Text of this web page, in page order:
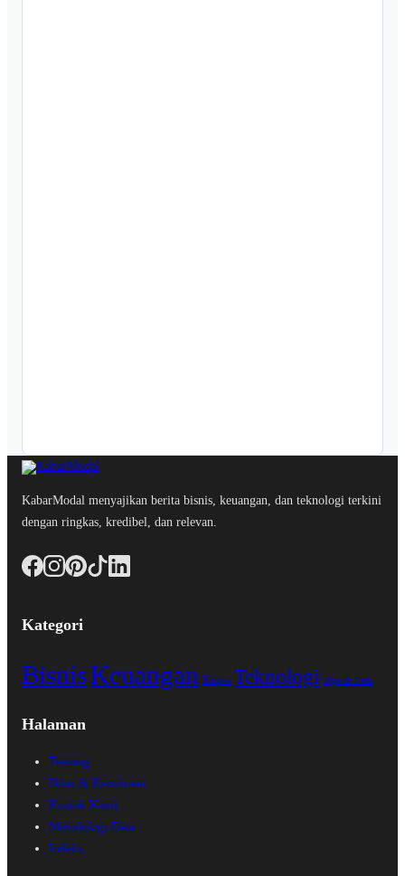
KabarModal menyajikan berita bisnis, keuangan, dan teknologi terkini
dengan ringkas, kredibel, dan relevan.
Kategori
BisnisKeuangan Kripto Teknologi Tips & Trik
Halaman
Tentang
Iklan & Kemitraan
Kontak Kami
Metodologi Data
Indeks